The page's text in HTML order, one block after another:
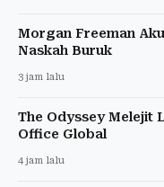
Morgan Freeman
Naskah Buruk
3 jam lalu
The Odyssey Melejit
Office Global
4 jam lalu